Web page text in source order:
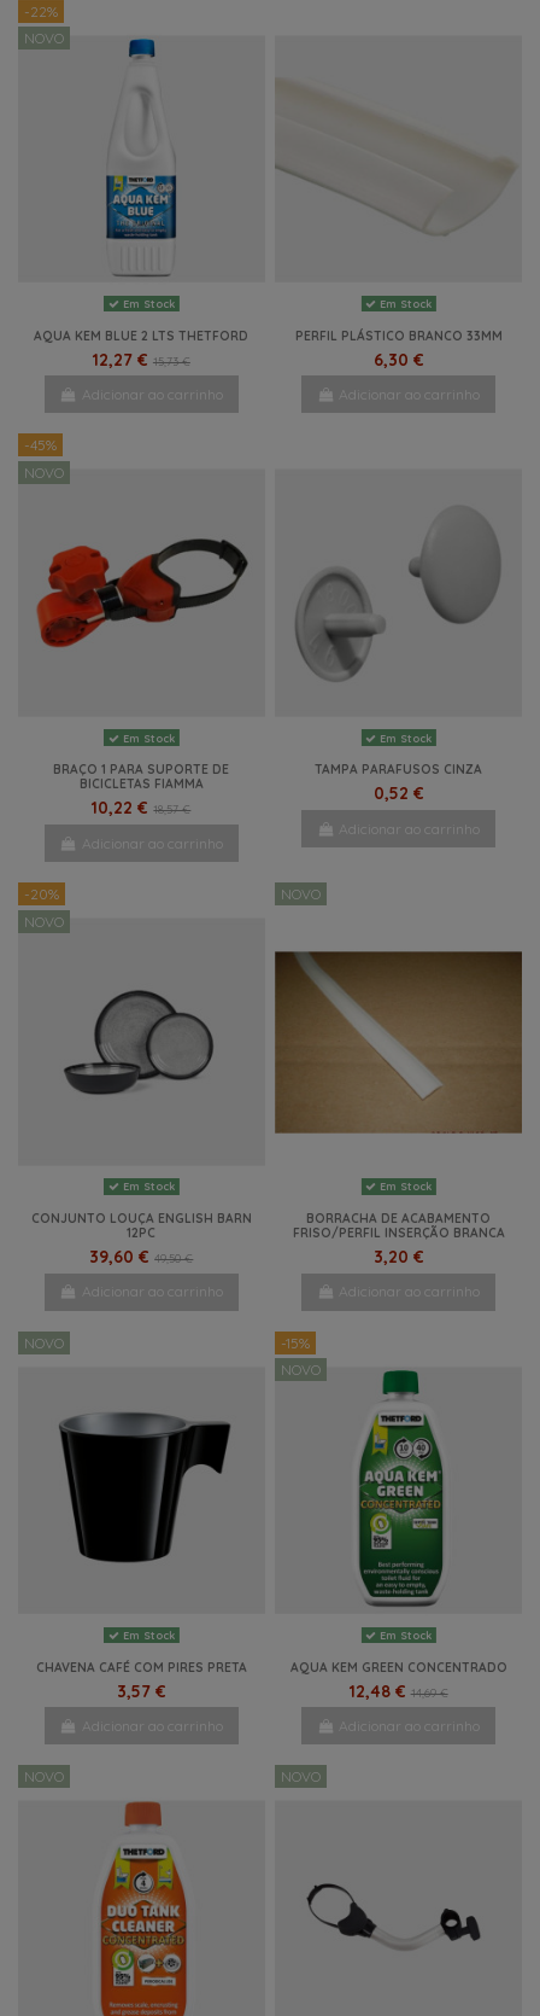
-22%
NOVO
Em Stock
AQUA KEM BLUE 2 LTS THETFORD
12,27 € 15,73 €
Adicionar ao carrinho
Em Stock
PERFIL PLÁSTICO BRANCO 33MM
6,30 €
Adicionar ao carrinho
-45%
NOVO
Em Stock
BRAÇO 1 PARA SUPORTE DE
BICICLETAS FIAMMA
10,22 €18,57 €
Adicionar ao carrinho
Em Stock
TAMPA PARAFUSOS CINZA
0,52 €
Adicionar ao carrinho
-20%
NOVO
Em Stock
CONJUNTO LOUÇA ENGLISH BARN
12PC
39,60 €49,50 €
Adicionar ao carrinho
NOVO
Em Stock
BORRACHA DE ACABAMENTO
FRISO/PERFIL INSERÇÃO BRANCA
3,20 €
Adicionar ao carrinho
NOVO
Em Stock
CHAVENA CAFÉ COM PIRES PRETA
3,57 €
Adicionar ao carrinho
-15%
NOVO
Em Stock
AQUA KEM GREEN CONCENTRADO
12,48 € 14,69 €
Adicionar ao carrinho
NOVO NOVO